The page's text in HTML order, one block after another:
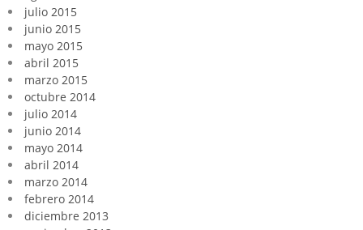
julio 2015
junio 2015
mayo 2015
abril 2015
marzo 2015
octubre 2014
julio 2014
junio 2014
mayo 2014
abril 2014
marzo 2014
febrero 2014
diciembre 2013